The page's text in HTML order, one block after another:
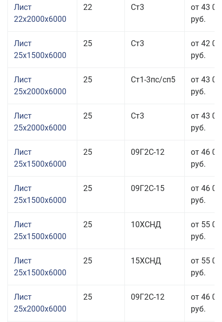
Лист
22x2000x6000
22 Ст3
от 43
руб.
Лист
25x1500x6000
25 Ст3
от 42
руб.
Лист
25x2000x6000
25 Ст1-3пс/сп5
от 43
руб.
Лист
25x2000x6000
25 Ст3
от 43
руб.
Лист
25x1500x6000
25 09Г2С-12
от 46
руб.
Лист
25x1500x6000
25 09Г2С-15
от 46
руб.
Лист
25x1500x6000
25 10ХСНД
от 55
руб.
Лист
25x1500x6000
25 15ХСНД
от 55
руб.
Лист
25x2000x6000
25 09Г2С-12
от 46
руб.